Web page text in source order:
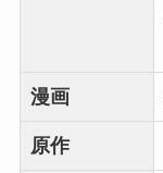
漫画
原作